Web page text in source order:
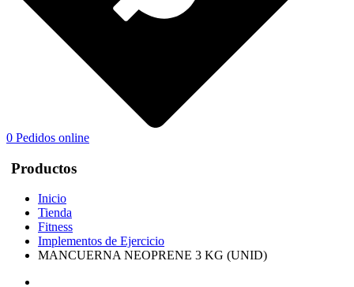
0 Pedidos online
Productos
Inicio
Tienda
Fitness
Implementos de Ejercicio
MANCUERNA NEOPRENE 3 KG (UNID)